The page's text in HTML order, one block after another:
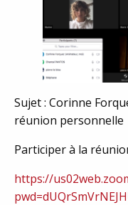
Sujet : Corinne
réunion personnelle
Participer à la
https://